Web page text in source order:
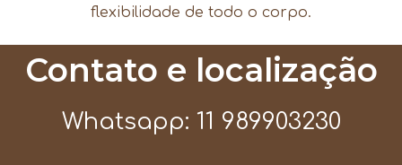
flexibilidade de todo o corpo.
Contato e localização
Whatsapp: 11 989903230